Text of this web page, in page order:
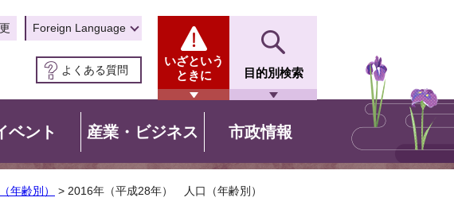
Foreign Language
よくある質問
いざという
ときに
目的別検索
ベント 産業・ビジネス 市政情報
年齢別） > 2016年（平成28年） 人口（年齢別）